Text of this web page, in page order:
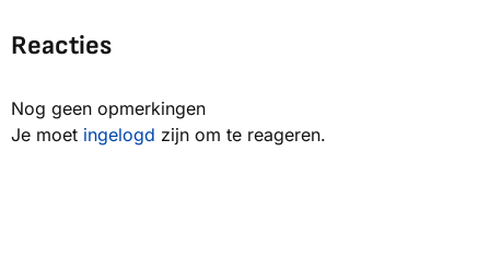
Reacties
Nog geen opmerkingen
Je moet ingelogd zijn om te reageren.